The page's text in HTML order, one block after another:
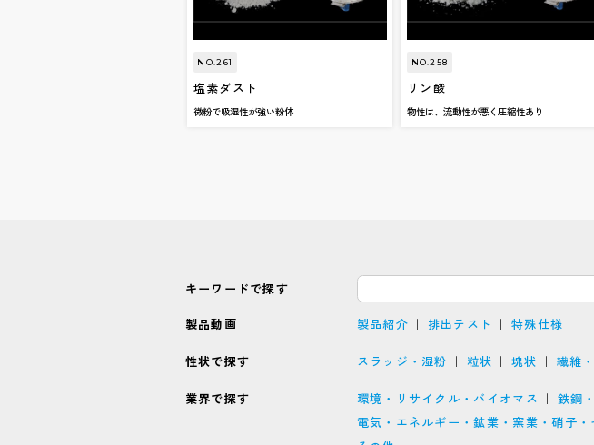
NO.261
塩素ダスト
微粉で吸湿性が強い粉体
NO.258
リン酸
物性は、流動性が悪く圧縮性あり
キーワードで探す
製品動画 製品紹介 排出テスト 特殊仕様
性状で探す スラッジ・湿粉 粒状 塊状 繊維
業界で探す 環境・リサイクル・バイオマス 鉄鋼
電気・エネルギー・鉱業・窯業・硝子・